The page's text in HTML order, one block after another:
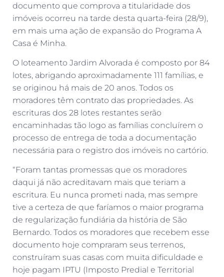
documento que comprova a titularidade dos
imóveis ocorreu na tarde desta quarta-feira (28/9),
em mais uma ação de expansão do Programa A
Casa é Minha.
O loteamento Jardim Alvorada é composto por 84
lotes, abrigando aproximadamente 111 famílias, e
se originou há mais de 20 anos. Todos os
moradores têm contrato das propriedades. As
escrituras dos 28 lotes restantes serão
encaminhadas tão logo as famílias concluírem o
processo de entrega de toda a documentação
necessária para o registro dos imóveis no cartório.
“Foram tantas promessas que os moradores
daqui já não acreditavam mais que teriam a
escritura. Eu nunca prometi nada, mas sempre
tive a certeza de que faríamos o maior programa
de regularização fundiária da história de São
Bernardo. Todos os moradores que recebem esse
documento hoje compraram seus terrenos,
construíram suas casas com muita dificuldade e
hoje pagam IPTU (Imposto Predial e Territorial